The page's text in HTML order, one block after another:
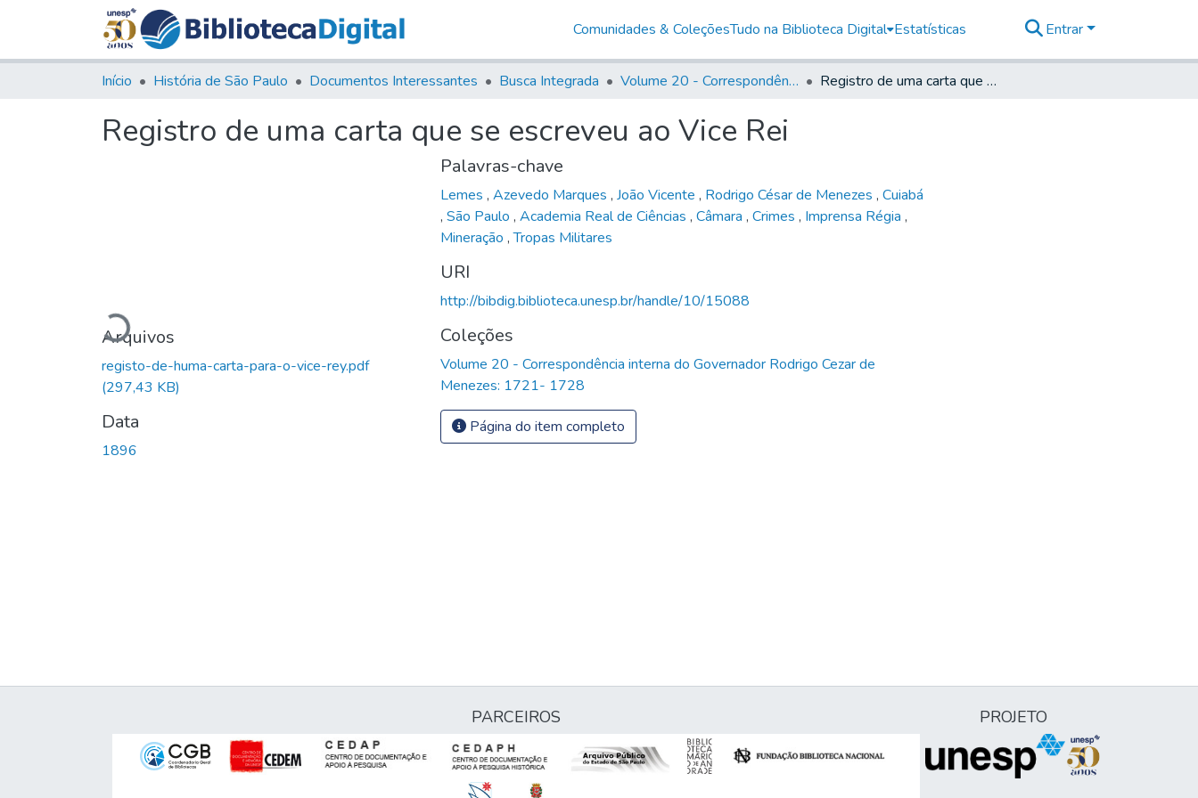
Comunidades & ColeçõesTudo na Biblioteca Digital Estatísticas Entrar
Início História de São Paulo Documentos Interessantes Busca Integrada Volume 20 - Correspondência interna do Governador Rodrigo Cezar de Menezes: 1721- 1728 Registro de uma carta que se escreveu ao Vice Rei
Registro de uma carta que se escreveu ao Vice Rei
Carregando...
Arquivos
registo-de-huma-carta-para-o-vice-rey.pdf
(297,43 KB)
Data
1896
Palavras-chave
Lemes , Azevedo Marques , João Vicente , Rodrigo César de Menezes , Cuiabá
, São Paulo , Academia Real de Ciências , Câmara , Crimes , Imprensa Régia ,
Mineração ,Tropas Militares
URI
http://bibdig.biblioteca.unesp.br/handle/10/15088
Coleções
Volume 20 - Correspondência interna do Governador Rodrigo Cezar de
Menezes: 1721- 1728
Página do item completo
PARCEIROS PROJETO